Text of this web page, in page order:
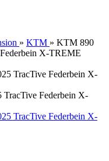
» KTM » KTM 890
X-TREME
Federbein X-